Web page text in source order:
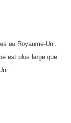
au Royaume-Uni.
est plus large que